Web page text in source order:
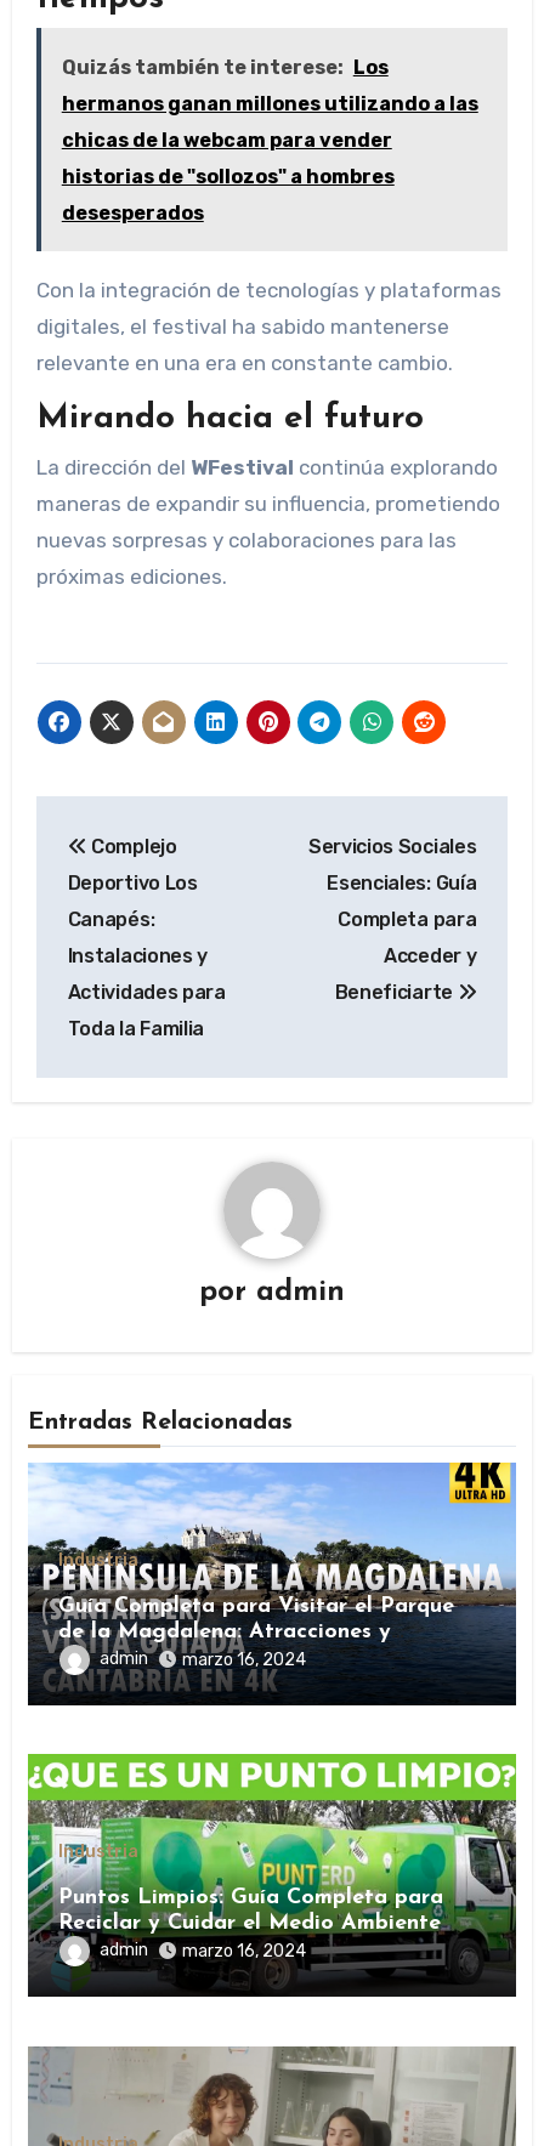
Quizás también te interese: Los
hermanos ganan millones utilizando a las
chicas de la webcam para vender
historias de "sollozos" a hombres
desesperados
Con la integración de tecnologías y plataformas
digitales, el festival ha sabido mantenerse
relevante en una era en constante cambio.
Mirando hacia el futuro
La dirección del WFestival continúa explorando
maneras de expandir su influencia, prometiendo
nuevas sorpresas y colaboraciones para las
próximas ediciones.
de
entradas
Complejo
Deportivo Los
Canapés:
Instalaciones y
Actividades para
Toda la Familia
Servicios Sociales
Esenciales: Guía
Completa para
Acceder y
Beneficiarte
por admin
Entradas Relacionadas
Industria
Guía Completa para Visitar el Parque
de la Magdalena: Atracciones y
Consejos
admin marzo 16, 2024
Industria
Puntos Limpios: Guía Completa para
Reciclar y Cuidar el Medio Ambiente
admin marzo 16, 2024